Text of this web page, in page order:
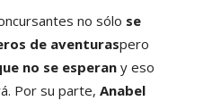
no sólo se
de aventuraspero
no se esperan y eso
Por su parte, Anabel